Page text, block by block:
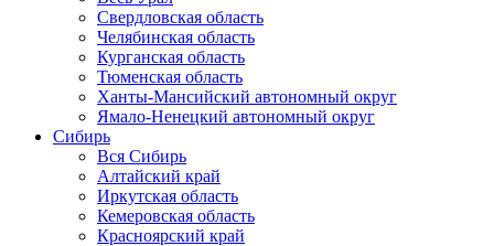
Свердловская область
Челябинская область
Курганская область
Тюменская область
Ханты-Мансийский автономный округ
Ямало-Ненецкий автономный округ
Сибирь
Вся Сибирь
Алтайский край
Иркутская область
Кемеровская область
Красноярский край